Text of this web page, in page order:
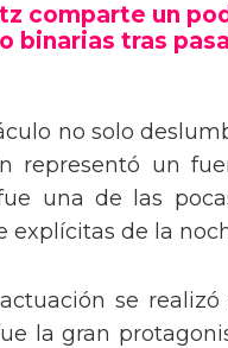
comparte un
binarias tras
no solo
representó un
una de las
explícitas de la
se
la gran